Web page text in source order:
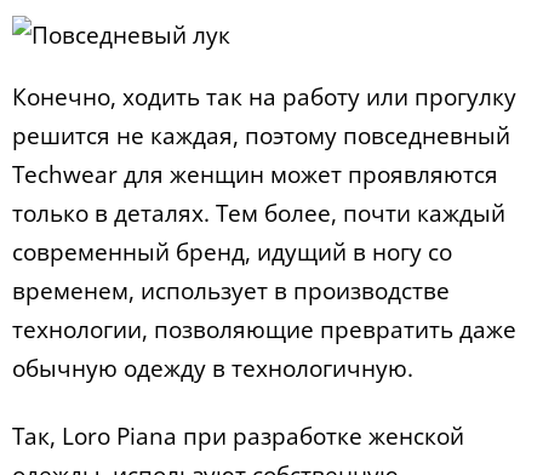
Конечно, ходить так на работу или прогулку
решится не каждая, поэтому повседневный
Techwear для женщин может проявляются
только в деталях. Тем более, почти каждый
современный бренд, идущий в ногу со
временем, использует в производстве
технологии, позволяющие превратить даже
обычную одежду в технологичную.
Так, Loro Piana при разработке женской